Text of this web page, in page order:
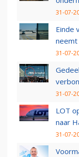
31-07-
Einde
neemt
31-07-
31-07-
LOT
naar
31-07-